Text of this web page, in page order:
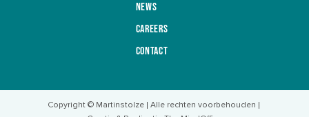
News
Careers
Contact
Copyright © Martinstolze
Alle rechten voorbehouden